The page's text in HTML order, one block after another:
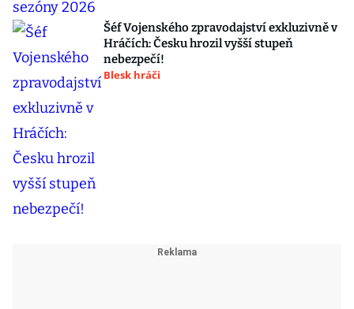
Šéf Vojenského zpravodajství exkluzivně v
Hráčích: Česku hrozil vyšší stupeň
nebezpečí!
Blesk hráči